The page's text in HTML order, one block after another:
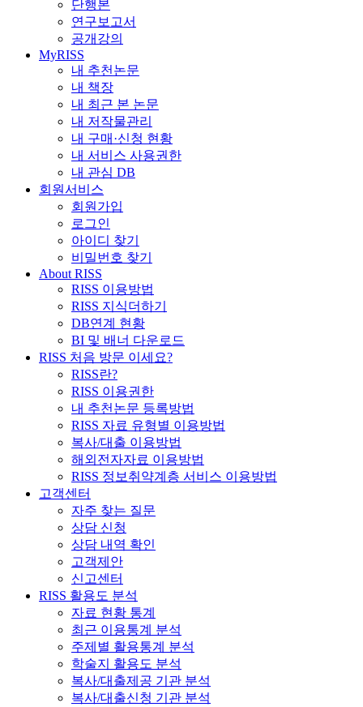
단행본
연구보고서
공개강의
MyRISS
내 추천논문
내 책장
내 최근 본 논문
내 저작물관리
내 구매·신청 현황
내 서비스 사용권한
내 관심 DB
회원서비스
회원가입
로그인
아이디 찾기
비밀번호 찾기
About RISS
RISS 이용방법
RISS 지식더하기
DB연계 현황
BI 및 배너 다운로드
RISS 처음 방문 이세요?
RISS란?
RISS 이용권한
내 추천논문 등록방법
RISS 자료 유형별 이용방법
복사/대출 이용방법
해외전자자료 이용방법
RISS 정보취약계층 서비스 이용방법
고객센터
자주 찾는 질문
상담 신청
상담 내역 확인
고객제안
신고센터
RISS 활용도 분석
자료 현황 통계
최근 이용통계 분석
주제별 활용통계 분석
학술지 활용도 분석
복사/대출제공 기관 분석
복사/대출신청 기관 분석